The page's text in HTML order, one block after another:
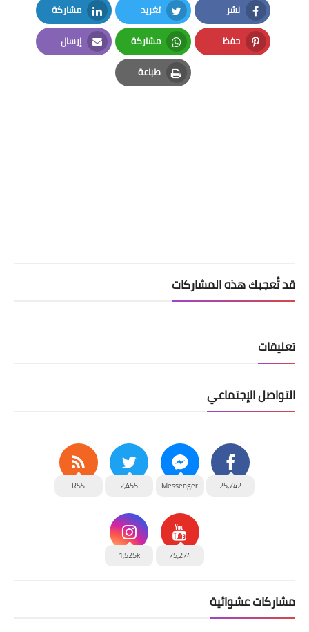
نشر
Facebook
تغريد
Twitter
مشاركة
LinkedIn
حفظ
Pinterest
مشاركة
Whatsapp
إرسال
Email
طباعة
Print
قد تُعجبك هذه المشاركات
تعليقات
التواصل الإجتماعي
25,742
Messenger
2,455
RSS
75,274
1,525k
مشاركات عشوائية